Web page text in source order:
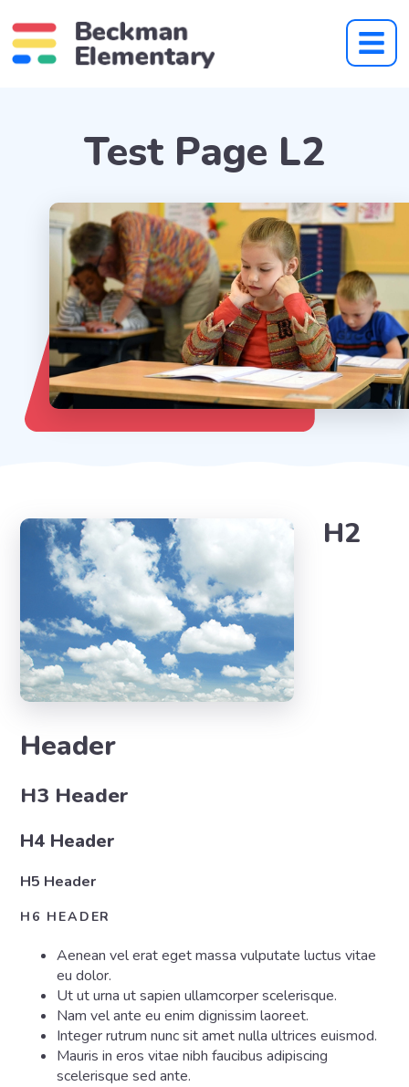
Test Page L2
H2
Header
H3 Header
H4 Header
H5 Header
H6 HEADER
Aenean vel erat eget massa vulputate luctus vitae
eu dolor.
Ut ut urna ut sapien ullamcorper scelerisque.
Nam vel ante eu enim dignissim laoreet.
Integer rutrum nunc sit amet nulla ultrices euismod.
Mauris in eros vitae nibh faucibus adipiscing
scelerisque sed ante.